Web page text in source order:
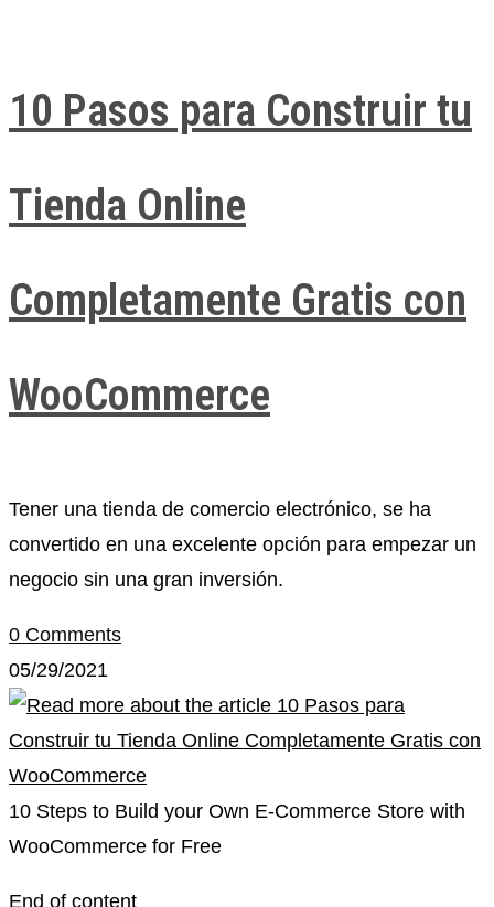
10 Pasos para Construir tu
Tienda Online
Completamente Gratis con
WooCommerce
Tener una tienda de comercio electrónico, se ha
convertido en una excelente opción para empezar un
negocio sin una gran inversión.
0 Comments
05/29/2021
10 Steps to Build your Own E-Commerce Store with
WooCommerce for Free
End of content